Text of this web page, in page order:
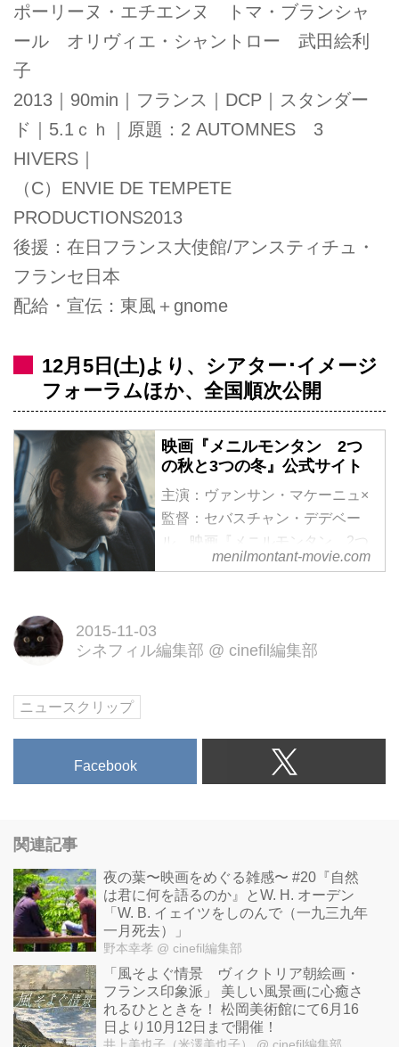
ポーリーヌ・エチエンヌ トマ・ブランシャ
ール オリヴィエ・シャントロー 武田絵利
子
2013｜90min｜フランス｜DCP｜スタンダー
ド｜5.1ｃｈ｜原題：2 AUTOMNES 3
HIVERS｜
（C）ENVIE DE TEMPETE
PRODUCTIONS2013
後援：在日フランス大使館/アンスティチュ・
フランセ日本
配給・宣伝：東風＋gnome
12月5日(土)より、シアター･イメージ
フォーラムほか、全国順次公開
映画『メニルモンタン 2つ
の秋と3つの冬』公式サイト
主演：ヴァンサン・マケーニュ×
監督：セバスチャン・デデベー
ル 映画『メニルモンタン 2つ
の秋と3つの冬』11月 シアタ
menilmontant-movie.com
2015-11-03
シネフィル編集部 @ cinefil編集部
ニュースクリップ
Facebook
関連記事
夜の葉〜映画をめぐる雑感〜 #20『自然
は君に何を語るのか』とW. H. オーデン
「W. B. イェイツをしのんで（一九三九年
一月死去）」
野本幸孝 @ cinefil編集部
「風そよぐ情景 ヴィクトリア朝絵画・
フランス印象派」 美しい風景画に心癒さ
れるひとときを！ 松岡美術館にて6月16
日より10月12日まで開催！